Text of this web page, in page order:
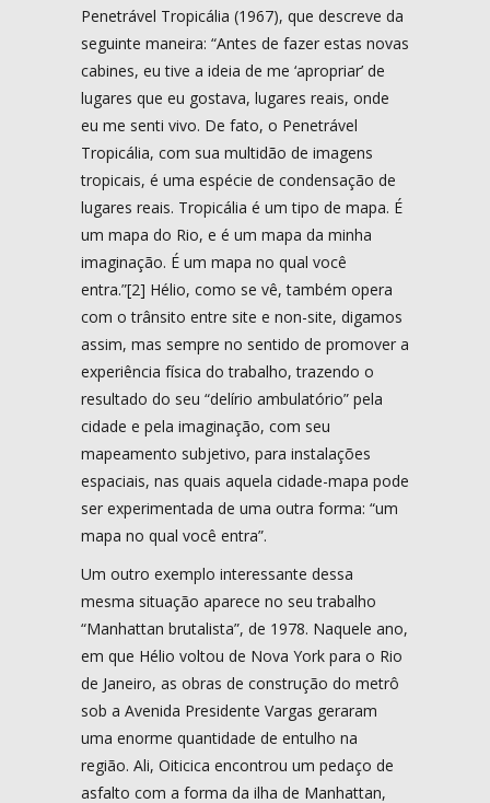
Penetrável Tropicália (1967), que descreve da
seguinte maneira: “Antes de fazer estas novas
cabines, eu tive a ideia de me ‘apropriar’ de
lugares que eu gostava, lugares reais, onde
eu me senti vivo. De fato, o Penetrável
Tropicália, com sua multidão de imagens
tropicais, é uma espécie de condensação de
lugares reais. Tropicália é um tipo de mapa. É
um mapa do Rio, e é um mapa da minha
imaginação. É um mapa no qual você
entra.”[2] Hélio, como se vê, também opera
com o trânsito entre site e non-site, digamos
assim, mas sempre no sentido de promover a
experiência física do trabalho, trazendo o
resultado do seu “delírio ambulatório” pela
cidade e pela imaginação, com seu
mapeamento subjetivo, para instalações
espaciais, nas quais aquela cidade-mapa pode
ser experimentada de uma outra forma: “um
mapa no qual você entra”.
Um outro exemplo interessante dessa
mesma situação aparece no seu trabalho
“Manhattan brutalista”, de 1978. Naquele ano,
em que Hélio voltou de Nova York para o Rio
de Janeiro, as obras de construção do metrô
sob a Avenida Presidente Vargas geraram
uma enorme quantidade de entulho na
região. Ali, Oiticica encontrou um pedaço de
asfalto com a forma da ilha de Manhattan,